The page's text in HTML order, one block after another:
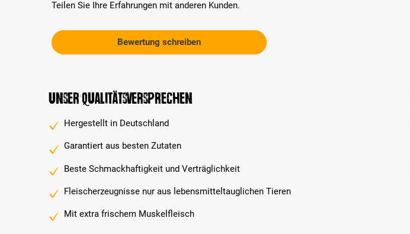
Teilen Sie Ihre Erfahrungen mit anderen Kunden.
Bewertung schreiben
Unser Qualitätsversprechen
Hergestellt in Deutschland
Garantiert aus besten Zutaten
Beste Schmackhaftigkeit und Verträglichkeit
Fleischerzeugnisse nur aus lebensmitteltauglichen Tieren
Mit extra frischem Muskelfleisch